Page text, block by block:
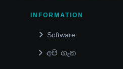
INFORMATION
Software
අපි ගැන